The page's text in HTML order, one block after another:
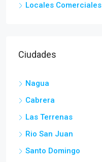
Locales Comerciales
Ciudades
Nagua
Cabrera
Las Terrenas
Rio San Juan
Santo Domingo